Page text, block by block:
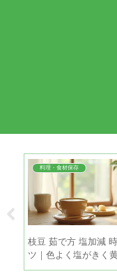
料理・食材保存
枝豆 茹で方 塩加減
ツ｜色よく塩がきく
手順